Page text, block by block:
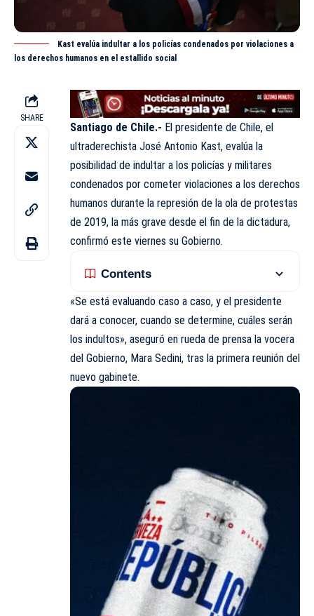
Kast evalúa indultar a los policías condenados por violaciones a
los derechos humanos en el estallido social
SHARE
Santiago de Chile.- El presidente de Chile, el
ultraderechista José Antonio Kast, evalúa la
posibilidad de indultar a los policías y militares
condenados por cometer violaciones a los derechos
humanos durante la represión de la ola de protestas
de 2019, la más grave desde el fin de la dictadura,
confirmó este viernes su Gobierno.
Contents
«Se está evaluando caso a caso, y el presidente
dará a conocer, cuando se determine, cuáles serán
los indultos», aseguró en rueda de prensa la vocera
del Gobierno, Mara Sedini, tras la primera reunión del
nuevo gabinete.